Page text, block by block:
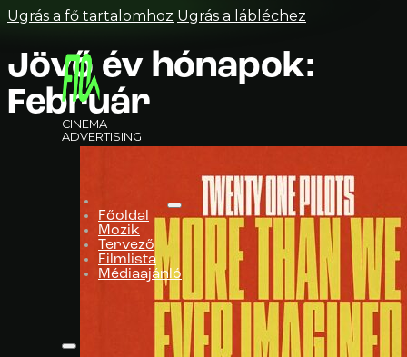
Ugrás a fő tartalomhoz Ugrás a lábléchez
CINEMA
ADVERTISING
Főoldal
Mozik
Tervező
Filmlista
Médiaajánló
Jövő év hónapok:
Február